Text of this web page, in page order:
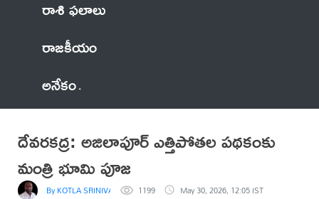
రాశి ఫలాలు
రాజకీయం
అనేకం
దేవరకద్ర: అజిలాపూర్ ఎత్తిపోతల పథకంకు
మంత్రి భూమి పూజ
By KOTLA SRINIVASA REDDY
1199 May 30, 2026, 12:05 IST